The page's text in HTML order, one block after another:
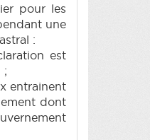
pour les
une
:
est
;
entrainent
dont